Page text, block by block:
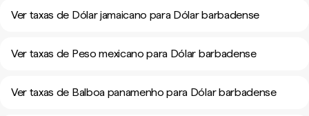
Ver taxas de Dólar jamaicano para Dólar barbadense
Ver taxas de Peso mexicano para Dólar barbadense
Ver taxas de Balboa panamenho para Dólar barbadense